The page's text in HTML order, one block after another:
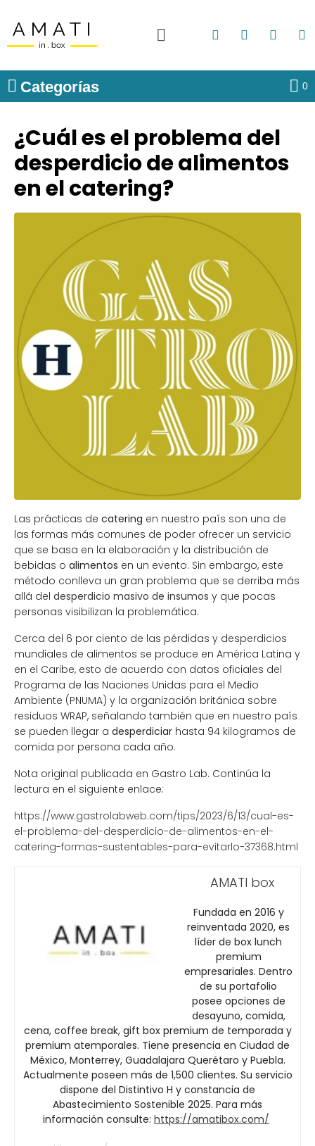
Categorías 0
¿Cuál es el problema del
desperdicio de alimentos
en el catering?
Las prácticas de catering en nuestro país son una de
las formas más comunes de poder ofrecer un servicio
que se basa en la elaboración y la distribución de
bebidas o alimentos en un evento. Sin embargo, este
método conlleva un gran problema que se derriba más
allá del desperdicio masivo de insumos y que pocas
personas visibilizan la problemática.
Cerca del 6 por ciento de las pérdidas y desperdicios
mundiales de alimentos se produce en América Latina y
en el Caribe, esto de acuerdo con datos oficiales del
Programa de las Naciones Unidas para el Medio
Ambiente (PNUMA) y la organización británica sobre
residuos WRAP, señalando también que en nuestro país
se pueden llegar a desperdiciar hasta 94 kilogramos de
comida por persona cada año.
Nota original publicada en Gastro Lab. Continúa la
lectura en el siguiente enlace:
https://www.gastrolabweb.com/tips/2023/6/13/cual-es-
el-problema-del-desperdicio-de-alimentos-en-el-
catering-formas-sustentables-para-evitarlo-37368.html
AMATI box
Fundada en 2016 y
reinventada 2020, es
líder de box lunch
premium
empresariales. Dentro
de su portafolio
posee opciones de
desayuno, comida,
cena, coffee break, gift box premium de temporada y
premium atemporales. Tiene presencia en Ciudad de
México, Monterrey, Guadalajara Querétaro y Puebla.
Actualmente poseen más de 1,500 clientes. Su servicio
dispone del Distintivo H y constancia de
Abastecimiento Sostenible 2025. Para más
información consulte: https://amatibox.com/